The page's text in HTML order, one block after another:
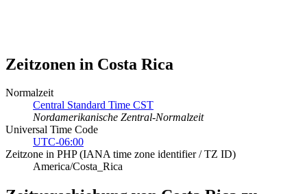
Zeitzonen in Costa Rica
Normalzeit
Central Standard Time CST
Nordamerikanische Zentral-Normalzeit
Universal Time Code
UTC-06:00
Zeitzone in PHP (IANA time zone identifier / TZ ID)
America/Costa_Rica